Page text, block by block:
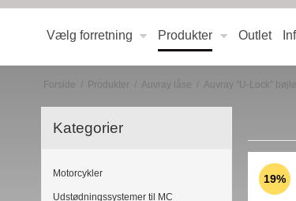
Vælg forretning Produkter Outlet
Forside / Produkter / Auvray låse / Auvray "U-Lock"
Kategorier
Motorcykler
Udstødningssystemer til MC
19%